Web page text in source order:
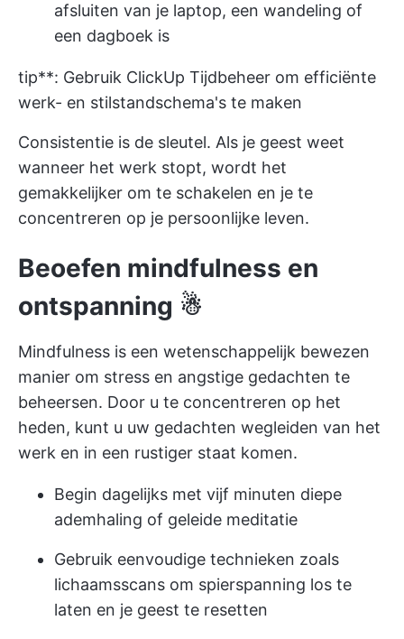
afsluiten van je laptop, een wandeling of
een dagboek is
tip**: Gebruik ClickUp Tijdbeheer om efficiënte
werk- en stilstandschema's te maken
Consistentie is de sleutel. Als je geest weet
wanneer het werk stopt, wordt het
gemakkelijker om te schakelen en je te
concentreren op je persoonlijke leven.
Beoefen mindfulness en
ontspanning ☃
Mindfulness is een wetenschappelijk bewezen
manier om stress en angstige gedachten te
beheersen. Door u te concentreren op het
heden, kunt u uw gedachten wegleiden van het
werk en in een rustiger staat komen.
Begin dagelijks met vijf minuten diepe
ademhaling of geleide meditatie
Gebruik eenvoudige technieken zoals
lichaamsscans om spierspanning los te
laten en je geest te resetten